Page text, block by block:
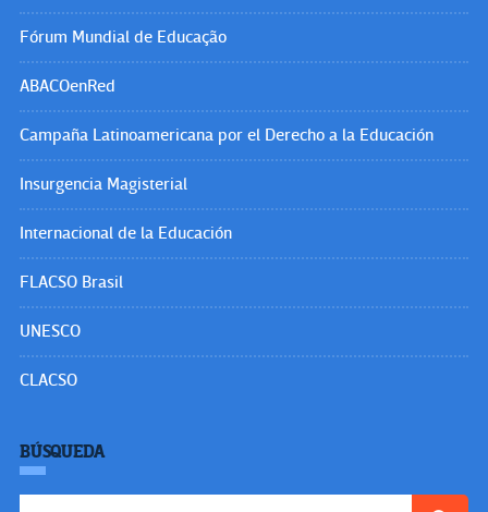
Fórum Mundial de Educação
ABACOenRed
Campaña Latinoamericana por el Derecho a la Educación
Insurgencia Magisterial
Internacional de la Educación
FLACSO Brasil
UNESCO
CLACSO
BÚSQUEDA